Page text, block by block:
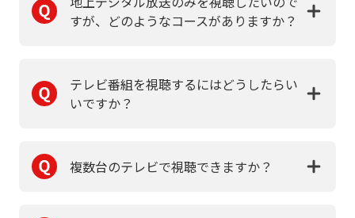
すが、どのようなコースがありますか？
テレビ番組を視聴するにはどうしたらい
いですか？
複数台のテレビで視聴できますか？